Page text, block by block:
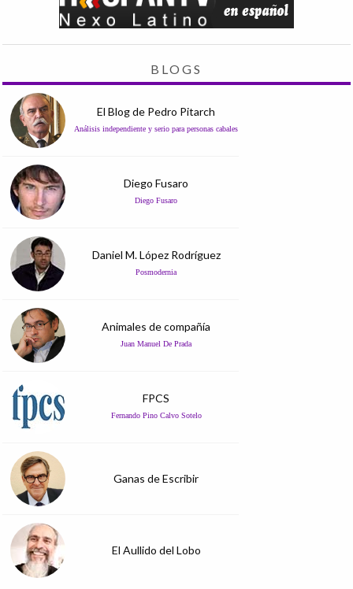
BLOGS
El Blog de Pedro Pitarch
Análisis independiente y serio para personas cabales
Diego Fusaro
Diego Fusaro
Daniel M. López Rodríguez
Posmodernia
Animales de compañía
Juan Manuel De Prada
FPCS
Fernando Pino Calvo Sotelo
Ganas de Escribir
El Aullido del Lobo